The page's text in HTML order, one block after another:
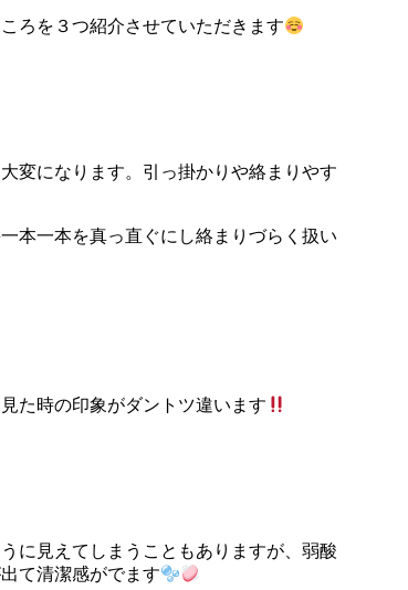
ろを３つ紹介させていただきます
変になります。引っ掛かりや絡まりやす
本一本を真っ直ぐにし絡まりづらく扱い
た時の印象がダントツ違います
に見えてしまうこともありますが、弱酸
て清潔感がでます